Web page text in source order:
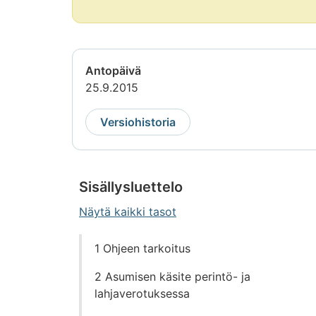
Antopäivä
25.9.2015
Versiohistoria
Sisällysluettelo
Näytä kaikki tasot
Siirry
suoraan
sisältöön
1 Ohjeen tarkoitus
2 Asumisen käsite perintö- ja
lahjaverotuksessa